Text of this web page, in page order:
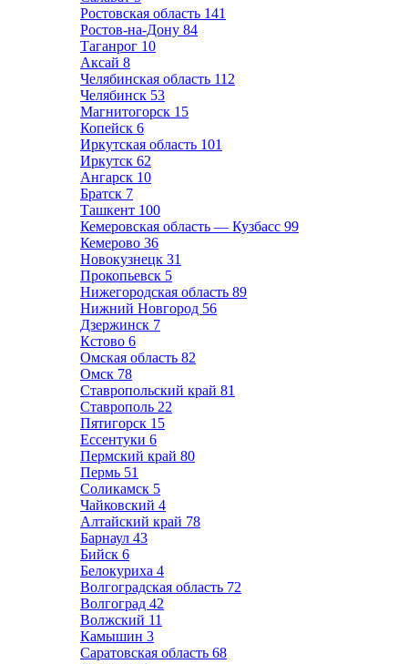
Ростовская область 141
Ростов-на-Дону 84
Таганрог 10
Аксай 8
Челябинская область 112
Челябинск 53
Магнитогорск 15
Копейск 6
Иркутская область 101
Иркутск 62
Ангарск 10
Братск 7
Ташкент 100
Кемеровская область — Кузбасс 99
Кемерово 36
Новокузнецк 31
Прокопьевск 5
Нижегородская область 89
Нижний Новгород 56
Дзержинск 7
Кстово 6
Омская область 82
Омск 78
Ставропольский край 81
Ставрополь 22
Пятигорск 15
Ессентуки 6
Пермский край 80
Пермь 51
Соликамск 5
Чайковский 4
Алтайский край 78
Барнаул 43
Бийск 6
Белокуриха 4
Волгоградская область 72
Волгоград 42
Волжский 11
Камышин 3
Саратовская область 68